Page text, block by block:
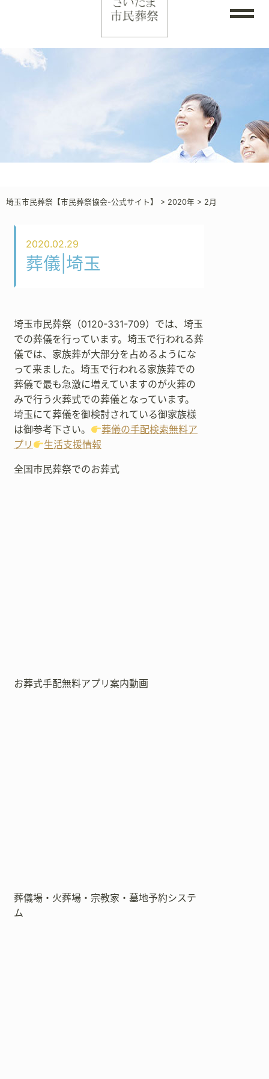
埼玉市民葬祭【市民葬祭協会-公式サイト】 > 2020年 > 2月
2020.02.29
葬儀|埼玉
埼玉市民葬祭（0120-331-709）では、埼玉
での葬儀を行っています。埼玉で行われる葬
儀では、家族葬が大部分を占めるようにな
って来ました。埼玉で行われる家族葬での
葬儀で最も急激に増えていますのが火葬の
みで行う火葬式での葬儀となっています。
埼玉にて葬儀を御検討されている御家族様
は御参考下さい。
葬儀の手配検索無料ア
プリ
生活支援情報
全国市民葬祭でのお葬式
お葬式手配無料アプリ案内動画
葬儀場・火葬場・宗教家・墓地予約システ
ム